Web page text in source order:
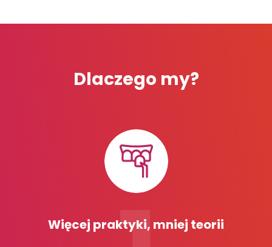
Dlaczego my?
Więcej praktyki, mniej teorii